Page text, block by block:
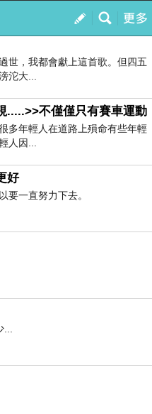
我的
訂閱
世，我都會獻上這首歌。但四五
沱大...
.....>>不僅僅只有賽車運動
多年輕人在道路上殞命有些年輕
人因...
好
要一直努力下去。